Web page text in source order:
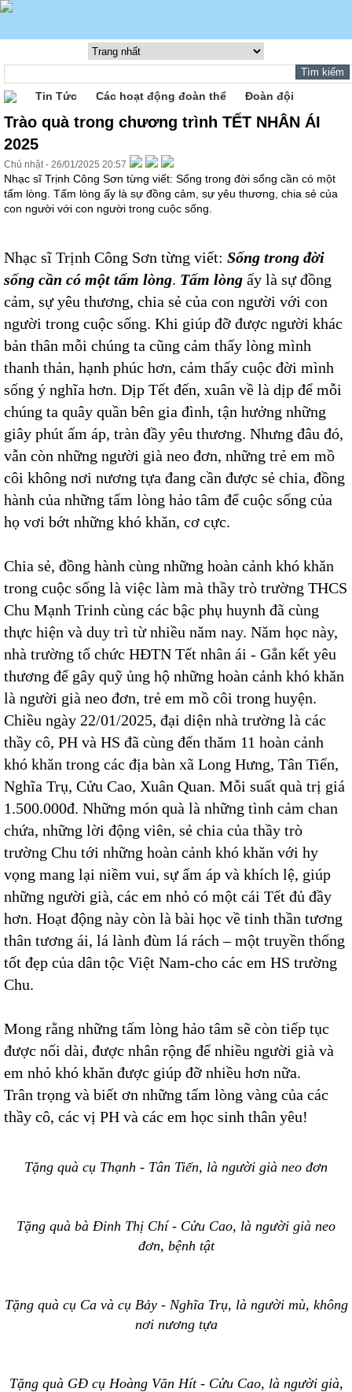
Tin Tức Các hoạt động đoàn thể Đoàn đội
Trào quà trong chương trình TẾT NHÂN ÁI
2025
Chủ nhật - 26/01/2025 20:57
Nhạc sĩ Trịnh Công Sơn từng viết: Sống trong đời sống cần có một
tấm lòng. Tấm lòng ấy là sự đồng cảm, sự yêu thương, chia sẻ của
con người với con người trong cuộc sống.
Nhạc sĩ Trịnh Công Sơn từng viết: Sống trong đời
sống cần có một tấm lòng. Tấm lòng ấy là sự đồng
cảm, sự yêu thương, chia sẻ của con người với con
người trong cuộc sống. Khi giúp đỡ được người khác
bản thân mỗi chúng ta cũng cảm thấy lòng mình
thanh thản, hạnh phúc hơn, cảm thấy cuộc đời mình
sống ý nghĩa hơn. Dịp Tết đến, xuân về là dịp để mỗi
chúng ta quây quần bên gia đình, tận hưởng những
giây phút ấm áp, tràn đầy yêu thương. Nhưng đâu đó,
vẫn còn những người già neo đơn, những trẻ em mồ
côi không nơi nương tựa đang cần được sẻ chia, đồng
hành của những tấm lòng hảo tâm để cuộc sống của
họ vơi bớt những khó khăn, cơ cực.
Chia sẻ, đồng hành cùng những hoàn cảnh khó khăn
trong cuộc sống là việc làm mà thầy trò trường THCS
Chu Mạnh Trinh cùng các bậc phụ huynh đã cùng
thực hiện và duy trì từ nhiều năm nay. Năm học này,
nhà trường tổ chức HĐTN Tết nhân ái - Gắn kết yêu
thương để gây quỹ ủng hộ những hoàn cảnh khó khăn
là người già neo đơn, trẻ em mồ côi trong huyện.
Chiều ngày 22/01/2025, đại diện nhà trường là các
thầy cô, PH và HS đã cùng đến thăm 11 hoàn cảnh
khó khăn trong các địa bàn xã Long Hưng, Tân Tiến,
Nghĩa Trụ, Cửu Cao, Xuân Quan. Mỗi suất quà trị giá
1.500.000đ. Những món quà là những tình cảm chan
chứa, những lời động viên, sẻ chia của thầy trò
trường Chu tới những hoàn cảnh khó khăn với hy
vọng mang lại niềm vui, sự ấm áp và khích lệ, giúp
những người già, các em nhỏ có một cái Tết đủ đầy
hơn. Hoạt động này còn là bài học về tinh thần tương
thân tương ái, lá lành đùm lá rách – một truyền thống
tốt đẹp của dân tộc Việt Nam-cho các em HS trường
Chu.
Mong rằng những tấm lòng hảo tâm sẽ còn tiếp tục
được nối dài, được nhân rộng để nhiều người già và
em nhỏ khó khăn được giúp đỡ nhiều hơn nữa.
Trân trọng và biết ơn những tấm lòng vàng của các
thầy cô, các vị PH và các em học sinh thân yêu!
Tặng quà cụ Thạnh - Tân Tiến, là người già neo đơn
Tặng quà bà Đinh Thị Chí - Cửu Cao, là người già neo
đơn, bệnh tật
Tặng quà cụ Ca và cụ Bảy - Nghĩa Trụ, là người mù, không
nơi nương tựa
Tặng quà GĐ cụ Hoàng Văn Hít - Cửu Cao, là người già,